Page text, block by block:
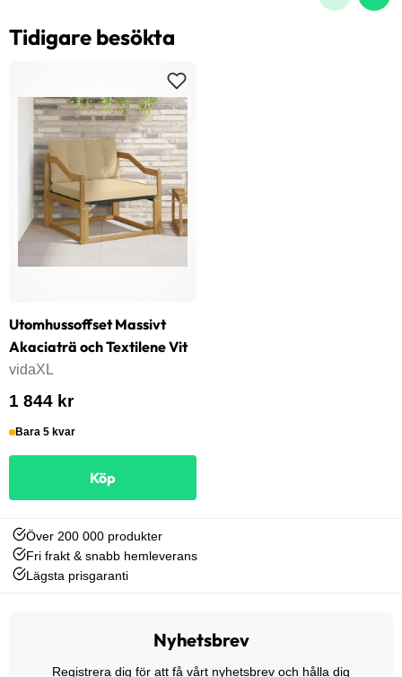
Tidigare besökta
Utomhussoffset Massivt
Akaciaträ och Textilene Vit
vidaXL
1 844 kr
Bara 5 kvar
Köp
Över 200 000 produkter
Fri frakt & snabb hemleverans
Lägsta prisgaranti
Nyhetsbrev
Registrera dig för att få vårt nyhetsbrev och hålla dig